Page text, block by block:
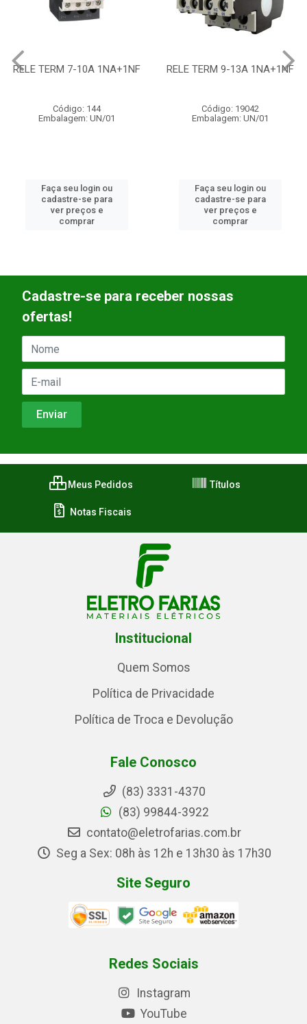
RELE TERM 9-13A 1NA+1NF
Código: 19042
Embalagem: UN/01
Faça seu login ou
cadastre-se para
ver preços e
comprar
RELE DE SOBRECARGA
Código: 20586
Embalagem: UN/01
Faça seu login ou
cadastre-se para
ver preços e
comprar
Cadastre-se para receber nossas
ofertas!
Meus Pedidos Títulos
Notas Fiscais
Institucional
Quem Somos
Política de Privacidade
Política de Troca e Devolução
Fale Conosco
(83) 3331-4370
(83) 99844-3922
contato@eletrofarias.com.br
Seg a Sex: 08h às 12h e 13h30 às 17h30
Site Seguro
Redes Sociais
Instagram
YouTube